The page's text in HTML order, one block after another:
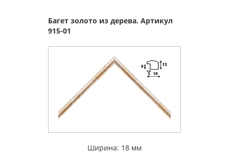
Багет золото из дерева. Артикул
915-01
Ширина: 18 мм